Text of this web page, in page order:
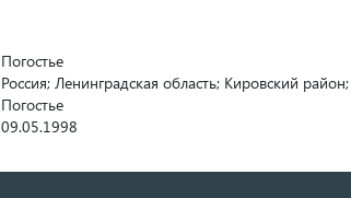
Погостье
Россия; Ленинградская область; Кировский район;
Погостье
09.05.1998